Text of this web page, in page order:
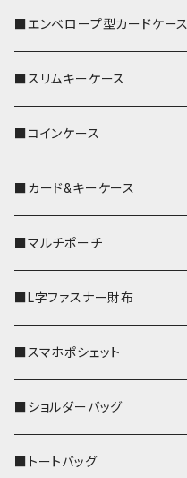
■エンベロープ型カードケース
■スリムキーケース
■コインケース
■カード&キーケース
■マルチポーチ
■L字ファスナー財布
■スマホポシェット
■ショルダーバッグ
■トートバッグ